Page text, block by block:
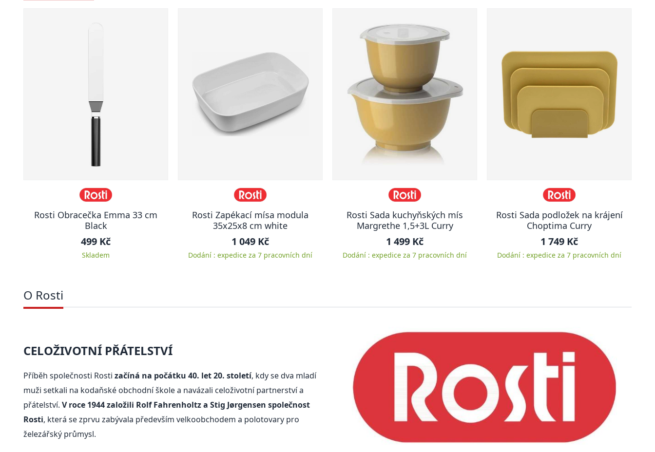
Rosti Obracečka Emma 33 cm
Black
499 Kč
Skladem
Rosti Zapékací mísa modula
35x25x8 cm white
1 049 Kč
Dodání : expedice za 7 pracovních dní
Rosti Sada kuchyňských mís
Margrethe 1,5+3L Curry
1 499 Kč
Dodání : expedice za 7 pracovních dní
Rosti Sada podložek na krájení
Choptima Curry
1 749 Kč
Dodání : expedice za 7 pracovních dní
O Rosti
CELOŽIVOTNÍ PŘÁTELSTVÍ
Příběh společnosti Rosti začíná na počátku 40. let 20. století, kdy se dva mladí
muži setkali na kodaňské obchodní škole a navázali celoživotní partnerství a
přátelství. V roce 1944 založili Rolf Fahrenholtz a Stig Jørgensen společnost
Rosti, která se zprvu zabývala především velkoobchodem a polotovary pro
železářský průmysl.